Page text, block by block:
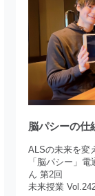
脳パシーの仕
ALSの未来を変
「脳パシー」
ん 第2回
未来授業